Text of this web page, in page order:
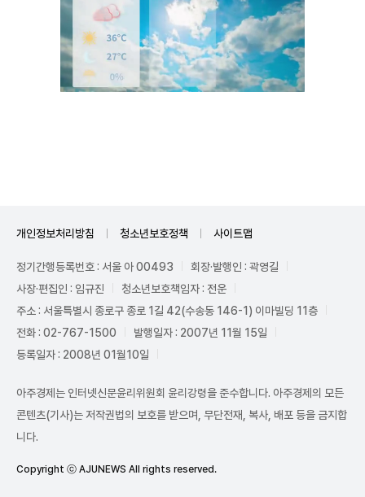
개인정보처리방침 청소년보호정책 사이트맵
정기간행등록번호 : 서울 아 00493
회장·발행인 : 곽영길
사장·편집인 : 임규진
청소년보호책임자 : 전운
주소 : 서울특별시 종로구 종로 1길 42(수송동 146-1) 이마빌딩 11층
전화 : 02-767-1500
발행일자 : 2007년 11월 15일
등록일자 : 2008년 01월10일
아주경제는 인터넷신문윤리위원회 윤리강령을 준수합니다. 아주경제의 모든
콘텐츠(기사)는 저작권법의 보호를 받으며, 무단전재, 복사, 배포 등을 금지합
니다.
Copyright ⓒ AJUNEWS All rights reserved.